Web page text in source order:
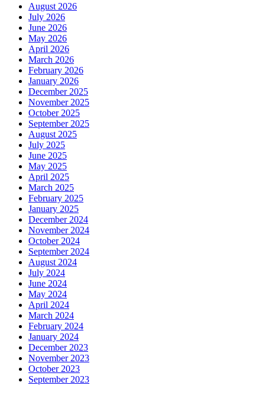
August 2026
July 2026
June 2026
May 2026
April 2026
March 2026
February 2026
January 2026
December 2025
November 2025
October 2025
September 2025
August 2025
July 2025
June 2025
May 2025
April 2025
March 2025
February 2025
January 2025
December 2024
November 2024
October 2024
September 2024
August 2024
July 2024
June 2024
May 2024
April 2024
March 2024
February 2024
January 2024
December 2023
November 2023
October 2023
September 2023